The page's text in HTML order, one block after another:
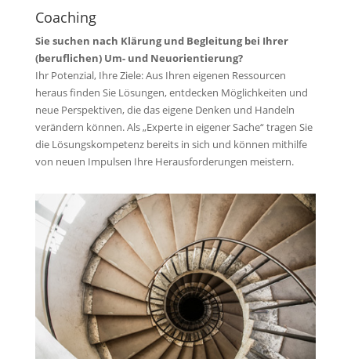
Coaching
Sie suchen nach Klärung und Begleitung bei Ihrer
(beruflichen) Um- und Neuorientierung?
Ihr Potenzial, Ihre Ziele: Aus Ihren eigenen Ressourcen
heraus finden Sie Lösungen, entdecken Möglichkeiten und
neue Perspektiven, die das eigene Denken und Handeln
verändern können. Als „Experte in eigener Sache“ tragen Sie
die Lösungskompetenz bereits in sich und können mithilfe
von neuen Impulsen Ihre Herausforderungen meistern.